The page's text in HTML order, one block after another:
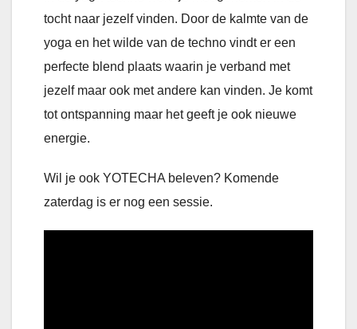
tocht naar jezelf vinden. Door de kalmte van de
yoga en het wilde van de techno vindt er een
perfecte blend plaats waarin je verband met
jezelf maar ook met andere kan vinden. Je komt
tot ontspanning maar het geeft je ook nieuwe
energie.
Wil je ook YOTECHA beleven? Komende
zaterdag is er nog een sessie.